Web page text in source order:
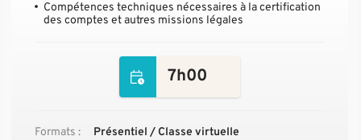
Compétences techniques nécessaires à la certification
des comptes et autres missions légales
7h00
Formats :
Présentiel / Classe virtuelle